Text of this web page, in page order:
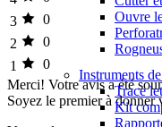
Ouvre
Instruments
Trace
Kit
3
0
2
0
1
0
Merci! Votre avis a été
Soyez le premier à donner